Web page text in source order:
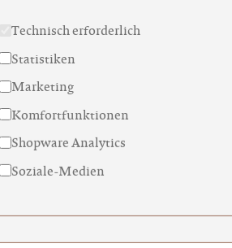
SORTEN
Kreationen für Seifen-
und Seifen-Kenner.
Technisch erforderlich
Statistiken
Marketing
Komfortfunktionen
Shopware Analytics
Soziale-Medien